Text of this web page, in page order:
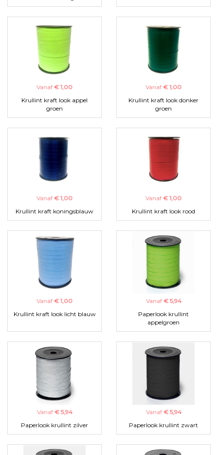
Vanaf € 1,00
Krullint kraft look appel
groen
Vanaf € 1,00
Krullint kraft look donker
groen
Vanaf € 1,00
Krullint kraft koningsblauw
Vanaf € 1,00
Krullint kraft look rood
Vanaf € 1,00
Krullint kraft look licht blauw
Vanaf € 5,94
Paperlook krullint
appelgroen
Vanaf € 5,94
Paperlook krullint zilver
Vanaf € 5,94
Paperlook krullint zwart